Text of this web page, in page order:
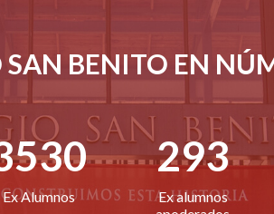
SAN BENITO EN
Ex Alumnos
293
Ex alumnos